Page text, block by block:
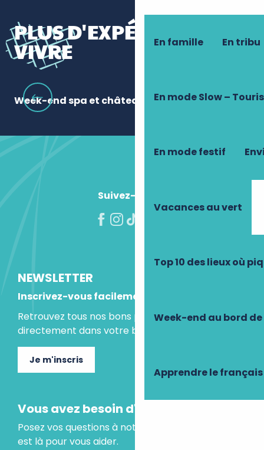
En famille En tribu
En mode Slow –
En mode festif
Vacances au vert
Top 10 des lieux où
Week-end au bord de
Apprendre le français
PLUS D'EXPÉRIENCES À
VIVRE
Week-end spa et châteaux
Suivez-nous !
NEWSLETTER
Inscrivez-vous facilement
Retrouvez tous nos bons plans et idées séjours
directement dans votre boite mail.
Je m'inscris
Vous avez besoin d'un conseil ?
Posez vos questions à notre assistant virtuel, il
est là pour vous aider.